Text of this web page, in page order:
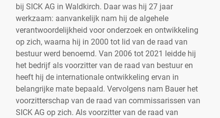
bij SICK AG in Waldkirch. Daar was hij 27 jaar
werkzaam: aanvankelijk nam hij de algehele
verantwoordelijkheid voor onderzoek en ontwikkeling
op zich, waarna hij in 2000 tot lid van de raad van
bestuur werd benoemd. Van 2006 tot 2021 leidde hij
het bedrijf als voorzitter van de raad van bestuur en
heeft hij de internationale ontwikkeling ervan in
belangrijke mate bepaald. Vervolgens nam Bauer het
voorzitterschap van de raad van commissarissen van
SICK AG op zich. Als voorzitter van de raad van